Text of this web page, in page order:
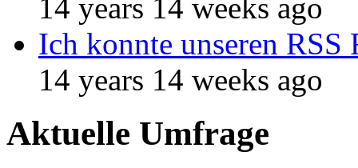
14 years 14 weeks ago
Ich konnte unseren RSS
14 years 14 weeks ago
Aktuelle Umfrage